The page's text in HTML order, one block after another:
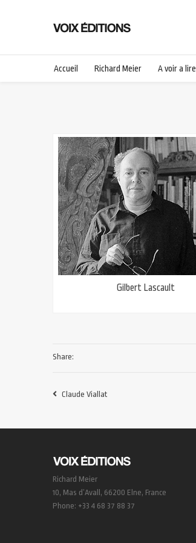
Accueil Richard Meier A voir a lire
Gilbert Lascault
Share:
Claude Viallat
Richard Meier
10, Mas d’Avall, 66200 Elne, France
Phone: +33 4 68 37 88 37